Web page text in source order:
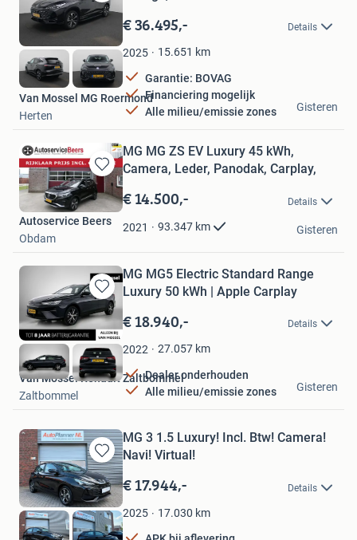
Bewaren
in
Favorieten
€ 36.495,- Details
2025 15.651 km
Garantie: BOVAG
Financiering mogelijk
Alle milieu/emissie zones
Van Mossel MG Roermond
Herten
Gisteren
Bewaren
in
Mijn
Favorieten
MG MG ZS EV Luxury 45 kWh,
Camera, Leder, Panodak, Carplay,
€ 14.500,- Details
2021 93.347 km
Autoservice Beers
Obdam
Gisteren
Bewaren
in
Mijn
Favorieten
MG MG5 Electric Standard Range
Luxury 50 kWh | Apple Carplay
€ 18.940,- Details
2022 27.057 km
Dealer onderhouden
Alle milieu/emissie zones
Van Mossel Renault Zaltbommel
Zaltbommel
Gisteren
Bewaren
in
Mijn
Favorieten
MG 3 1.5 Luxury! Incl. Btw! Camera!
Navi! Virtual!
€ 17.944,- Details
2025 17.030 km